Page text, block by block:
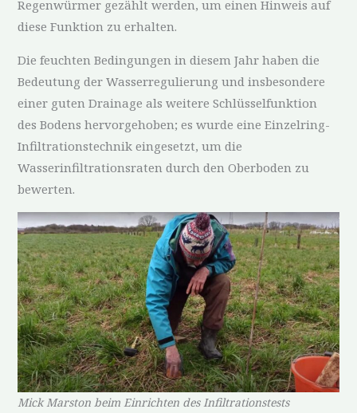
Regenwürmer gezählt werden, um einen Hinweis auf
diese Funktion zu erhalten.
Die feuchten Bedingungen in diesem Jahr haben die
Bedeutung der Wasserregulierung und insbesondere
einer guten Drainage als weitere Schlüsselfunktion
des Bodens hervorgehoben; es wurde eine Einzelring-
Infiltrationstechnik eingesetzt, um die
Wasserinfiltrationsraten durch den Oberboden zu
bewerten.
Mick Marston beim Einrichten des Infiltrationstests